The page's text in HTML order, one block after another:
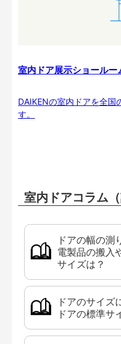
室内ドア展示ショールー
DAIKENの室内ドアを全国
す。
室内ドアコラム（
ドアの幅の
電製品の搬入
サイズは？
ドアのサイズ
ドアの標準サ